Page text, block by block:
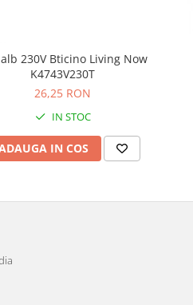
alb 230V Bticino Living Now
K4743V230T
26,25 RON
IN STOC
IN COS